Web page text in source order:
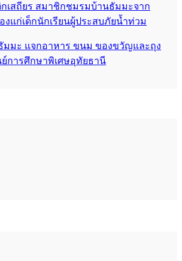
เสถียร สมาชิกชมรมบ้านธัมมะจาก
งแก่เด็กนักเรียนผู้ประสบภัยน้ำท่วม
มะ แจกอาหาร ขนม ของขวัญและถุง
ย์การศึกษาพิเศษอุทัยธานี